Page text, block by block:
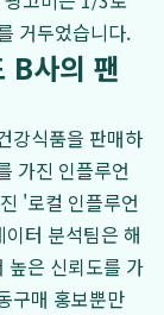
거두었습니다.
B사의 팬
강식품을 판매하
가진 인플루언
'로컬 인플루언
터 분석팀은 해
높은 신뢰도를 가
구매 홍보뿐만